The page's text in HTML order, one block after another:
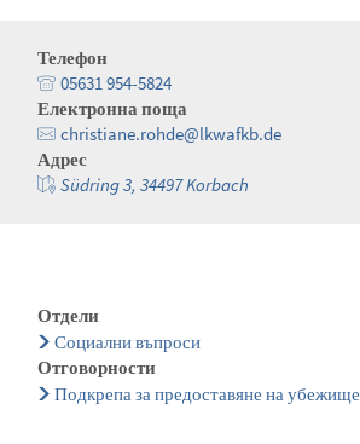
Телефон
05631 954-5824
Електронна поща
christiane.rohde@lkwafkb.de
Адрес
Südring 3, 34497 Korbach
Отдели
Социални въпроси
Отговорности
Подкрепа за предоставяне на убежище